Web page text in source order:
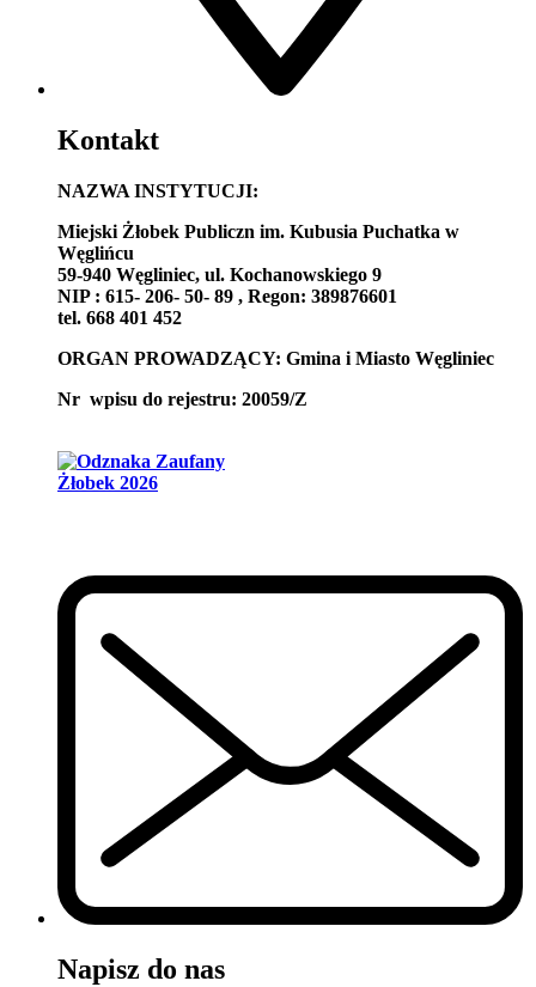
Kontakt
NAZWA INSTYTUCJI:
Miejski Żłobek Publiczn im. Kubusia Puchatka w
Węglińcu
59-940 Węgliniec, ul. Kochanowskiego 9
NIP : 615- 206- 50- 89 , Regon: 389876601
tel. 668 401 452
ORGAN PROWADZĄCY: Gmina i Miasto Węgliniec
Nr wpisu do rejestru: 20059/Z
Napisz do nas